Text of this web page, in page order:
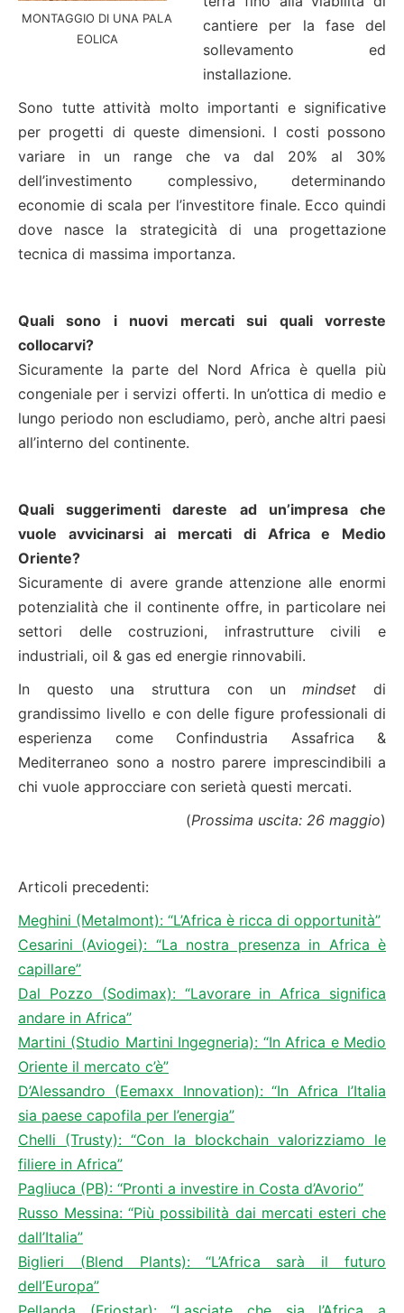
MONTAGGIO DI UNA PALA
EOLICA
cantiere per la fase del
sollevamento ed
installazione.
Sono tutte attività molto importanti e significative
per progetti di queste dimensioni. I costi possono
variare in un range che va dal 20% al 30%
dell’investimento complessivo, determinando
economie di scala per l’investitore finale. Ecco quindi
dove nasce la strategicità di una progettazione
tecnica di massima importanza.
Quali sono i nuovi mercati sui quali vorreste
collocarvi?
Sicuramente la parte del Nord Africa è quella più
congeniale per i servizi offerti. In un’ottica di medio e
lungo periodo non escludiamo, però, anche altri paesi
all’interno del continente.
Quali suggerimenti dareste ad un’impresa che
vuole avvicinarsi ai mercati di Africa e Medio
Oriente?
Sicuramente di avere grande attenzione alle enormi
potenzialità che il continente offre, in particolare nei
settori delle costruzioni, infrastrutture civili e
industriali, oil & gas ed energie rinnovabili.
In questo una struttura con unmindsetdi
grandissimo livello e con delle figure professionali di
esperienza come Confindustria Assafrica &
Mediterraneo sono a nostro parere imprescindibili a
chi vuole approcciare con serietà questi mercati.
(Prossima uscita: 26 maggio)
Articoli precedenti:
Meghini (Metalmont): “L’Africa è ricca di opportunità”
Cesarini (Aviogei): “La nostra presenza in Africa è
capillare”
Dal Pozzo (Sodimax): “Lavorare in Africa significa
andare in Africa”
Martini (Studio Martini Ingegneria): “In Africa e Medio
Oriente il mercato c’è”
D’Alessandro (Eemaxx Innovation): “In Africa l’Italia
sia paese capofila per l’energia”
Chelli (Trusty): “Con la blockchain valorizziamo le
filiere in Africa”
Pagliuca (PB): “Pronti a investire in Costa d’Avorio”
Russo Messina: “Più possibilità dai mercati esteri che
dall’Italia”
Biglieri (Blend Plants): “L’Africa sarà il futuro
dell’Europa”